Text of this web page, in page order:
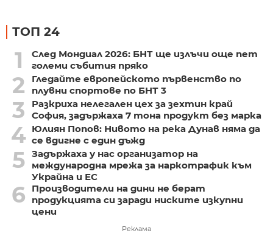
ТОП 24
1
След Мондиал 2026: БНТ ще излъчи още пет
големи събития пряко
2
Гледайте европейското първенство по
плувни спортове по БНТ 3
3
Разкриха нелегален цех за зехтин край
София, задържаха 7 тона продукт без марка
4 Юлиян Попов: Нивото на река Дунав няма да
се вдигне с един дъжд
5 Задържаха у нас организатор на
международна мрежа за наркотрафик към
Украйна и ЕС
6
Производители на дини не берат
продукцията си заради ниските изкупни
цени
Реклама